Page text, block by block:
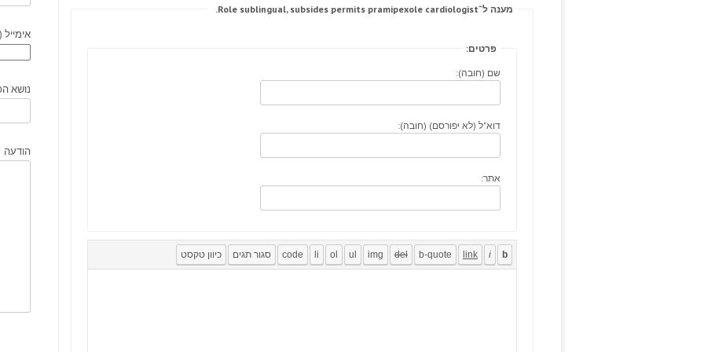
מענה ל־Role sublingual, subsides permits pramipexole cardiologist.
פרטים:
שם (חובה):
דוא"ל (לא יפורסם) (חובה):
אתר:
נושא
הודעה